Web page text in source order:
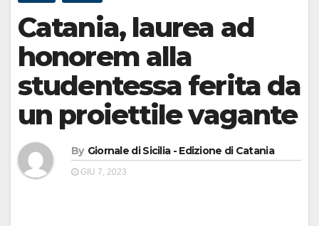
Catania, laurea ad
honorem alla
studentessa ferita da
un proiettile vagante
By Giornale di Sicilia - Edizione di Catania
GIU 7, 2023